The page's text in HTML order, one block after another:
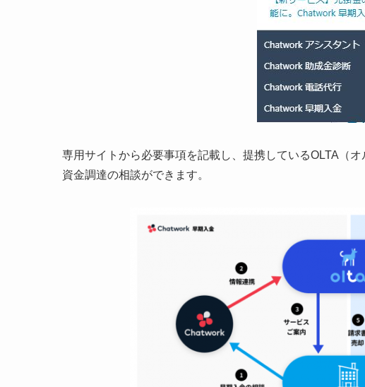
専用サイトから必要事項を記載し、提携しているOLTA（
資金調達の相談ができます。